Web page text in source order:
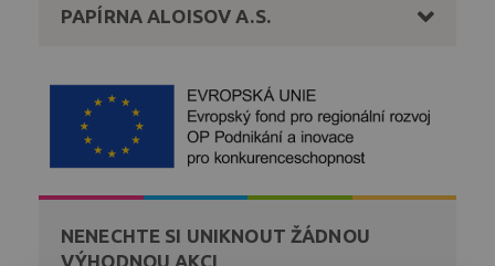
PAPÍRNA ALOISOV A.S.
NENECHTE SI UNIKNOUT ŽÁDNOU
VÝHODNOU AKCI